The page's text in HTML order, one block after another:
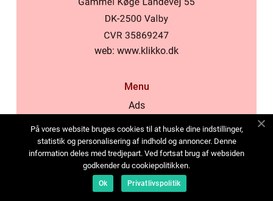
web: www.klikko.dk
Menu
Ads
Cookies
Contact
Sitemap
På vores website bruges cookies til at huske dine indstillinger,
statistik og personalisering af indhold og annoncer. Denne
information deles med tredjepart. Ved fortsat brug af websiden
godkender du cookiepolitikken.
Ok Privatlivspolitik